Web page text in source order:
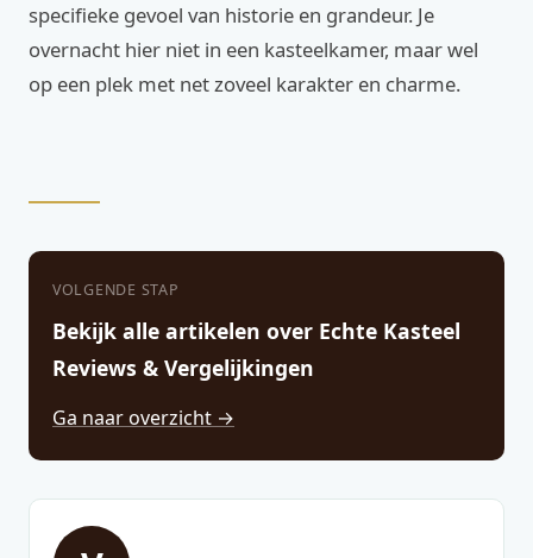
specifieke gevoel van historie en grandeur. Je
overnacht hier niet in een kasteelkamer, maar wel
op een plek met net zoveel karakter en charme.
VOLGENDE STAP
Bekijk alle artikelen over Echte Kasteel
Reviews & Vergelijkingen
Ga naar overzicht →